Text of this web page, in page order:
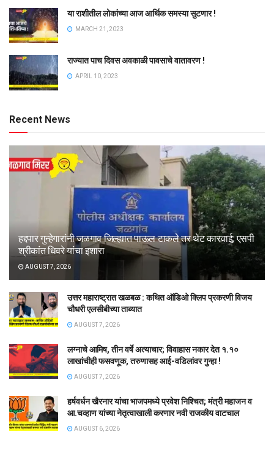
या राशीतील लोकांच्या आज आर्थिक समस्या सुटणार !
MARCH 21, 2023
राज्यात पाच दिवस अवकाळी पावसाचे वातावरण !
APRIL 10, 2023
Recent News
हद्दपार गुन्हेगारांनी जळगाव जिल्ह्यात पाऊल टाकले तर थेट कारवाई; एसपी
श्रीकांत धिवरे यांचा इशारा
AUGUST 7, 2026
उत्तर महाराष्ट्रात खळबळ : कथित ऑडिओ क्लिप प्रकरणी विजय
चौधरी एलसीबीच्या ताब्यात
AUGUST 7, 2026
लग्नाचे आमिष, तीन वर्षे अत्याचार; विवाहास नकार देत १.१०
लाखांचीही फसवणूक, तरुणासह आई-वडिलांवर गुन्हा !
AUGUST 7, 2026
हर्षवर्धन खैरनार यांचा भाजपमध्ये प्रवेश निश्चित; मंत्री महाजन व
आ.चव्हाण यांच्या नेतृत्वाखाली करणार नवी राजकीय वाटचाल
AUGUST 6, 2026